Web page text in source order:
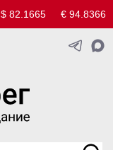
$ 82.1665 € 94.8366